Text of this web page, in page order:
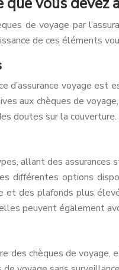
de voyage par
de ces éléments
voyage est
aux chèques de
doutes sur la
allant des assurances
différentes options
des plafonds plus
peuvent également
des chèques de